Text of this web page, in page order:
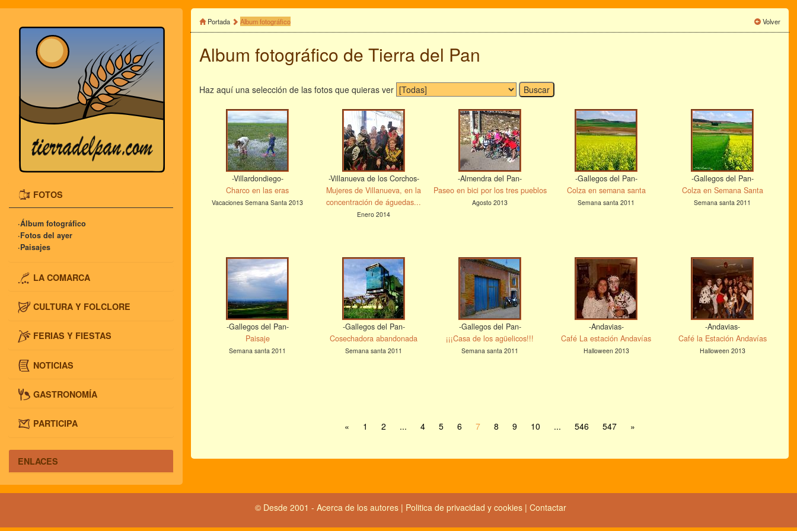
FOTOS
·Álbum fotográfico
·Fotos del ayer
·Paisajes
LA COMARCA
CULTURA Y FOLCLORE
FERIAS Y FIESTAS
NOTICIAS
GASTRONOMÍA
PARTICIPA
ENLACES
Portada Album fotográfico Volver
Album fotográfico de Tierra del Pan
Haz aquí una selección de las fotos que quieras ver
-Villardondiego-
Charco en las eras
Vacaciones Semana Santa 2013
-Villanueva de los Corchos-
Mujeres de Villanueva, en la
concentración de águedas...
Enero 2014
-Almendra del Pan-
Paseo en bici por los tres pueblos
Agosto 2013
-Gallegos del Pan-
Colza en semana santa
Semana santa 2011
-Gallegos del Pan-
Colza en Semana Santa
Semana santa 2011
-Gallegos del Pan-
Paisaje
Semana santa 2011
-Gallegos del Pan-
Cosechadora abandonada
Semana santa 2011
-Gallegos del Pan-
¡¡¡Casa de los agüelicos!!!
Semana santa 2011
-Andavias-
Café La estación Andavías
Halloween 2013
-Andavias-
Café la Estación Andavías
Halloween 2013
« 1 2 ... 4 5 6 7 8 9 10 ... 546 547 »
© Desde 2001 - Acerca de los autores| Politica de privacidad y cookies | Contactar